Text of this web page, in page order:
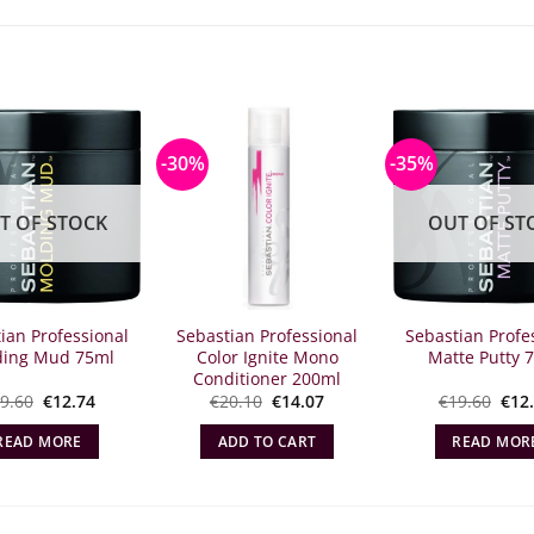
OF STOCK
Professional
Mud 75ml
Original
what:
€19.60.
€12.74The
MORE
-30%
Sebastian Professional
Color Ignite Mono
Conditioner 200ml
€20.10 Original
was:
€20.10.
€14.07Η
ADD TO CART
-35%
OUT OF
Sebastian
Matte Putty
€19.60 €
READ